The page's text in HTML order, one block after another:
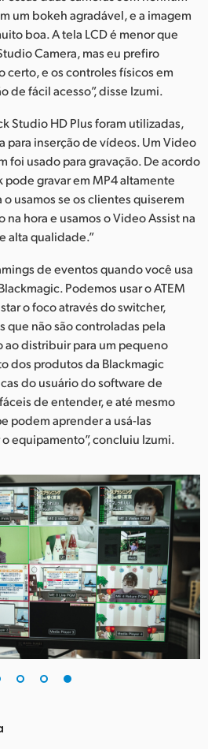
um bokeh agradável, e a imagem
boa. A tela LCD é menor que
Camera, mas eu prefiro
certo, e os controles físicos em
de fácil acesso”, disse Izumi.
Studio HD Plus foram utilizadas,
para inserção de vídeos. Um Video
foi usado para gravação. De acordo
pode gravar em MP4 altamente
usamos se os clientes quiserem
hora e usamos o Video Assist na
alta qualidade.”
de eventos quando você usa
Podemos usar o ATEM
o foco através do switcher,
que não são controladas pela
ao distribuir para um pequeno
dos produtos da Blackmagic
do usuário do software de
de entender, e até mesmo
podem aprender a usá-las
equipamento”, concluiu Izumi.